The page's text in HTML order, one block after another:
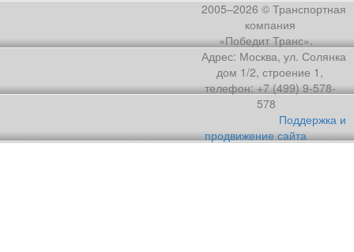
2005–2026 © Транспортная
компания
«Победит Транс».
Адрес: Москва, ул. Солянка
дом 1/2, строение 1,
телефон: +7 (499) 9-578-
578
Поддержка и
продвижение сайта